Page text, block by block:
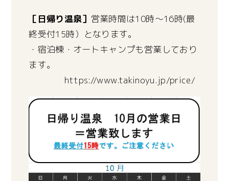
［日帰り温泉］ 営業時間は10時～16時(最
終受付15時）となります。
・宿泊棟・オートキャンプも営業しており
ます。
https://www.takinoyu.jp/price/